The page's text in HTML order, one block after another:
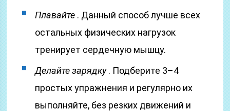
Плавайте . Данный способ лучше всех
остальных физических нагрузок
тренирует сердечную мышцу.
Делайте зарядку. Подберите 3–4
простых упражнения и регулярно их
выполняйте, без резких движений и